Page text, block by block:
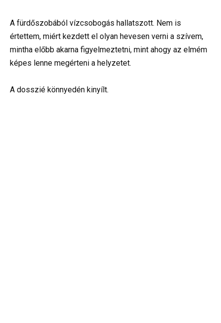
A fürdőszobából vízcsobogás hallatszott. Nem is
értettem, miért kezdett el olyan hevesen verni a szívem,
mintha előbb akarna figyelmeztetni, mint ahogy az elmém
képes lenne megérteni a helyzetet.
A dosszié könnyedén kinyílt.